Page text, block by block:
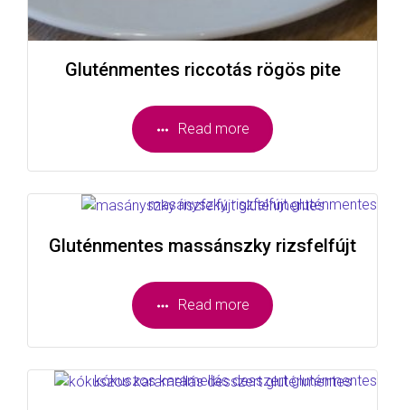
Gluténmentes riccotás rögös pite
Read more
Gluténmentes massánszky rizsfelfújt
Read more